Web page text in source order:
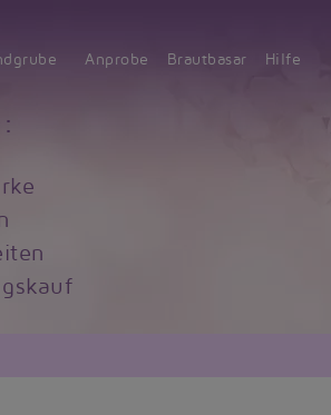
Anprobe Brautbasar Hilfe